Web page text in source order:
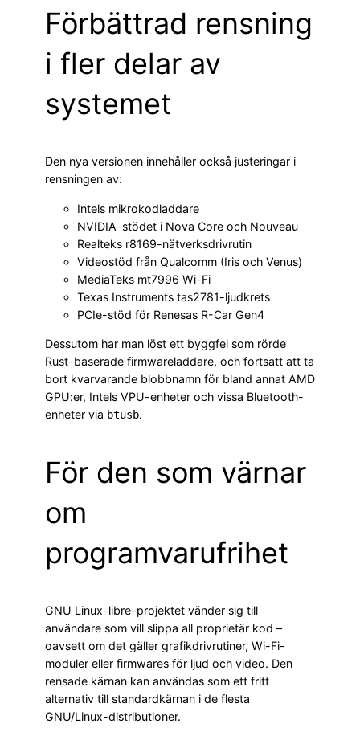
Förbättrad rensning
i fler delar av
systemet
Den nya versionen innehåller också justeringar i
rensningen av:
Intels mikrokodladdare
NVIDIA-stödet i Nova Core och Nouveau
Realteks r8169-nätverksdrivrutin
Videostöd från Qualcomm (Iris och Venus)
MediaTeks mt7996 Wi-Fi
Texas Instruments tas2781-ljudkrets
PCIe-stöd för Renesas R-Car Gen4
Dessutom har man löst ett byggfel som rörde
Rust-baserade firmwareladdare, och fortsatt att ta
bort kvarvarande blobbnamn för bland annat AMD
GPU:er, Intels VPU-enheter och vissa Bluetooth-
enheter via btusb.
För den som värnar
om
programvarufrihet
GNU Linux-libre-projektet vänder sig till
användare som vill slippa all proprietär kod –
oavsett om det gäller grafikdrivrutiner, Wi-Fi-
moduler eller firmwares för ljud och video. Den
rensade kärnan kan användas som ett fritt
alternativ till standardkärnan i de flesta
GNU/Linux-distributioner.